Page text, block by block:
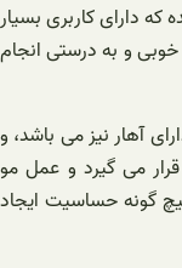
دارای کاربری بسیار
و به درستی انجام
آهار نیز می باشد، و
می گیرد و عمل مو
گونه حساسیت ایجاد